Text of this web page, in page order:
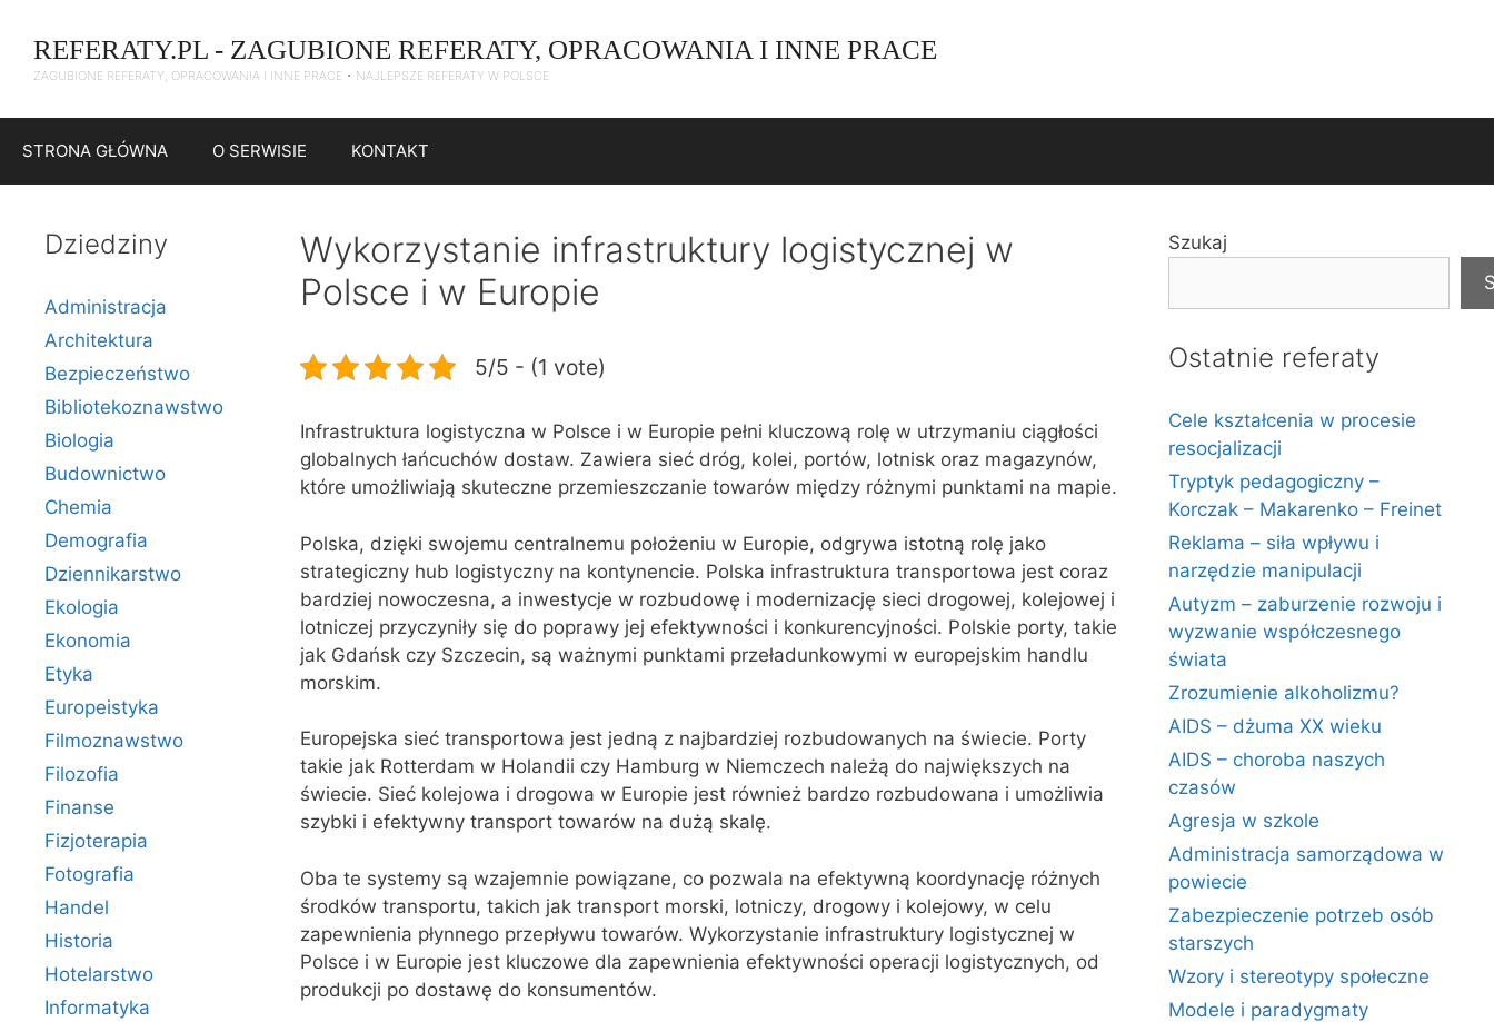
treści
REFERATY.PL - ZAGUBIONE REFERATY, OPRACOWANIA I INNE PRACE
ZAGUBIONE REFERATY, OPRACOWANIA I INNE PRACE • NAJLEPSZE REFERATY W POLSCE
STRONA GŁÓWNA O SERWISIE KONTAKT
Wykorzystanie infrastruktury logistycznej w
Polsce i w Europie
5/5 - (1 vote)
Infrastruktura logistyczna w Polsce i w Europie pełni kluczową rolę w utrzymaniu ciągłości
globalnych łańcuchów dostaw. Zawiera sieć dróg, kolei, portów, lotnisk oraz magazynów,
które umożliwiają skuteczne przemieszczanie towarów między różnymi punktami na mapie.
Polska, dzięki swojemu centralnemu położeniu w Europie, odgrywa istotną rolę jako
strategiczny hub logistyczny na kontynencie. Polska infrastruktura transportowa jest coraz
bardziej nowoczesna, a inwestycje w rozbudowę i modernizację sieci drogowej, kolejowej i
lotniczej przyczyniły się do poprawy jej efektywności i konkurencyjności. Polskie porty, takie
jak Gdańsk czy Szczecin, są ważnymi punktami przeładunkowymi w europejskim handlu
morskim.
Europejska sieć transportowa jest jedną z najbardziej rozbudowanych na świecie. Porty
takie jak Rotterdam w Holandii czy Hamburg w Niemczech należą do największych na
świecie. Sieć kolejowa i drogowa w Europie jest również bardzo rozbudowana i umożliwia
szybki i efektywny transport towarów na dużą skalę.
Oba te systemy są wzajemnie powiązane, co pozwala na efektywną koordynację różnych
środków transportu, takich jak transport morski, lotniczy, drogowy i kolejowy, w celu
zapewnienia płynnego przepływu towarów. Wykorzystanie infrastruktury logistycznej w
Polsce i w Europie jest kluczowe dla zapewnienia efektywności operacji logistycznych, od
produkcji po dostawę do konsumentów.
Dziedziny
Administracja
Architektura
Bezpieczeństwo
Bibliotekoznawstwo
Biologia
Budownictwo
Chemia
Demografia
Dziennikarstwo
Ekologia
Ekonomia
Etyka
Europeistyka
Filmoznawstwo
Filozofia
Finanse
Fizjoterapia
Fotografia
Handel
Historia
Hotelarstwo
Informatyka
Szukaj
Ostatnie referaty
Cele kształcenia w procesie
resocjalizacji
Tryptyk pedagogiczny –
Korczak – Makarenko – Freinet
Reklama – siła wpływu i
narzędzie manipulacji
Autyzm – zaburzenie rozwoju i
wyzwanie współczesnego
świata
Zrozumienie alkoholizmu?
AIDS – dżuma XX wieku
AIDS – choroba naszych
czasów
Agresja w szkole
Administracja samorządowa w
powiecie
Zabezpieczenie potrzeb osób
starszych
Wzory i stereotypy społeczne
Modele i paradygmaty